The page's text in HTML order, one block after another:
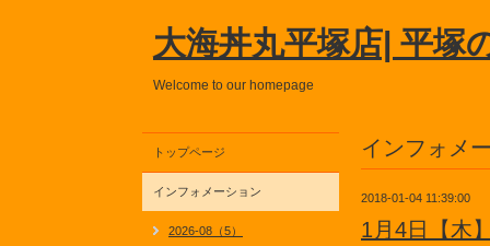
大海丼丸平塚店| 平塚
Welcome to our homepage
インフォメ
2018-01-04 11:39:00
1月4日【木
トップページ
インフォメーション
2026-08（5）